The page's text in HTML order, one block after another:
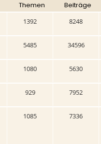
Themen Beiträge
1392 8248
5485 34596
1080 5630
929 7952
1085 7336